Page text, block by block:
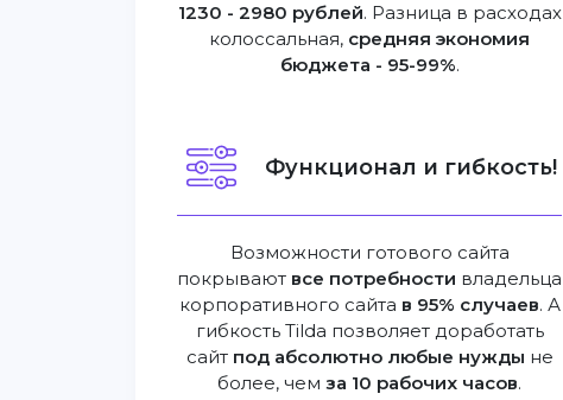
1230 - 2980 рублей. Разница в расходах
колоссальная, средняя экономия
бюджета - 95-99%.
Функционал и гибкость!
Возможности готового сайта
покрывают все потребности владельца
корпоративного сайта в 95% случаев. А
гибкость Tilda позволяет доработать
сайт под абсолютно любые нужды не
более, чемза 10 рабочих часов.